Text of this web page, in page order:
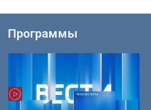
Программы